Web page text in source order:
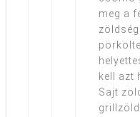
meg a
kell azt
Sajt